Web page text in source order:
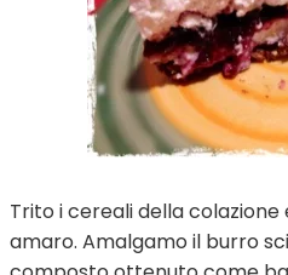
Trito i cereali della
amaro. Amalgamo il burro